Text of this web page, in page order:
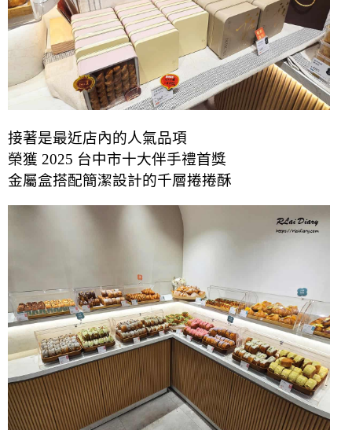
接著是最近店內的人氣品項
榮獲 2025 台中市十大伴手禮首獎
金屬盒搭配簡潔設計的千層捲捲酥